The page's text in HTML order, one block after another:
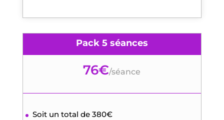
Pack 5 séances
76€/séance
Soit un total de 380€